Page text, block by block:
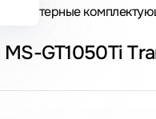
Компьютерные
Видеокарта Maxsun MS-